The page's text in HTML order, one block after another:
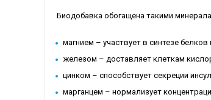
Биодобавка обогащена такими
магнием – участвует в синтезе
железом – доставляет клеткам
цинком – способствует секреции
марганцем – нормализует